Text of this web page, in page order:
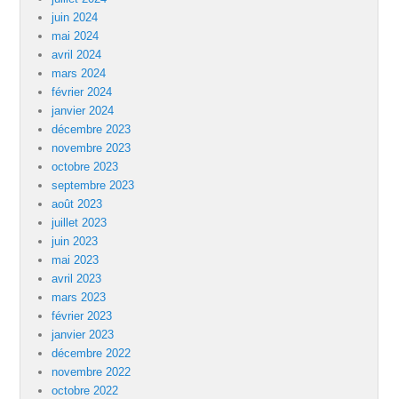
juin 2024
mai 2024
avril 2024
mars 2024
février 2024
janvier 2024
décembre 2023
novembre 2023
octobre 2023
septembre 2023
août 2023
juillet 2023
juin 2023
mai 2023
avril 2023
mars 2023
février 2023
janvier 2023
décembre 2022
novembre 2022
octobre 2022